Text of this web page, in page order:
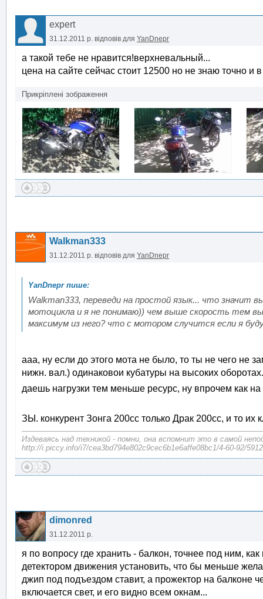
expert
31.12.2011 р. відповів для YanDnepr
а такой тебе не нравится!верхневальный...
цена на сайте сейчас стоит 12500 но не знаю точно и
Прикріплені зображення
Walkman333
31.12.2011 р. відповів для YanDnepr
Walkman333, переведи на простой язык... что значит
мотоцикла и я не понимаю)) чем выше скорость тем
максимум из него? что с мотором случится если я
ааа, ну если до этого мота не было, то ты не чего не
нижн. вал.) одинаковои кубатуры на высоких
даешь нагрузки тем меньше ресурс, ну впрочем как
ЗЫ. конкурент Зонга 200сс только Драк 200сс, и то
Издеваясь над техникой - помни, она вспомнит это в самой
http://i.piccy.info/i7/cea3bd794e802c9cec6b1e6affe08bc1/4-60-92/
dimonred
31.12.2011 р.
я по вопросу где хранить - балкон, точнее под ним,
детектором движения установить, что бы меньше
джип под подъездом ставит, а прожектор на балконе
включается свет, и его видно всем окнам...